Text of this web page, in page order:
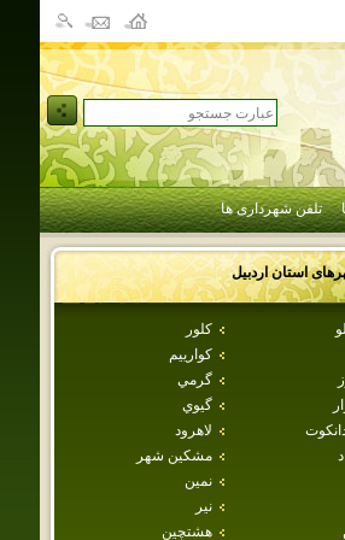
تلفن شهرداری ها
استاناردبيل
كلور
كوارييم
گرمي
گيوي
لاهرود
مشكين شهر
نمين
نير
هشتچين